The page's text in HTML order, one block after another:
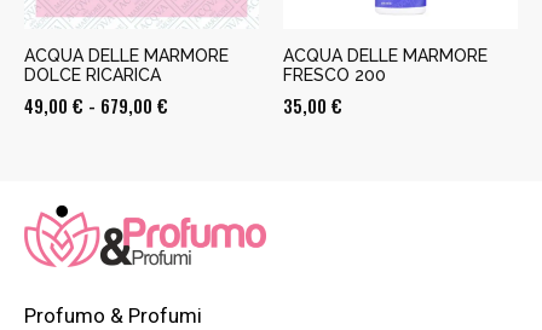
ACQUA DELLE MARMORE
DOLCE RICARICA
49,00 € - 679,00 €
49,00 €
a
ACQUA DELLE MARMORE
FRESCO 200
35,00 €
Profumo & Profumi